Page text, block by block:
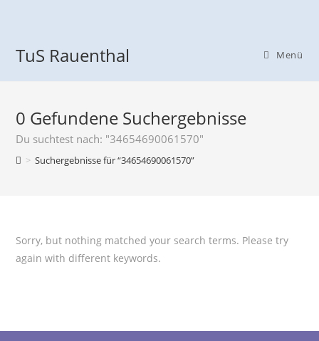
TuS Rauenthal Menü
0 Gefundene Suchergebnisse
Du suchtest nach: "34654690061570"
> Suchergebnisse für“34654690061570”
Sorry, but nothing matched your search terms. Please try
again with different keywords.